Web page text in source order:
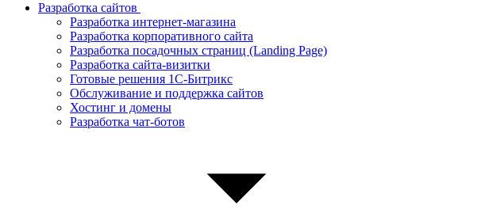
Разработка сайтов
Разработка интернет-магазина
Разработка корпоративного сайта
Разработка посадочных страниц (Landing Page)
Разработка сайта-визитки
Готовые решения 1С-Битрикс
Обслуживание и поддержка сайтов
Хостинг и домены
Разработка чат-ботов